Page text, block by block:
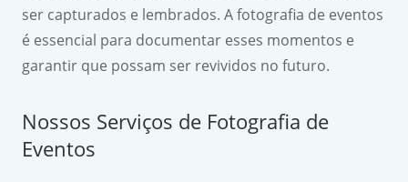
ser capturados e lembrados. A fotografia de eventos
é essencial para documentar esses momentos e
garantir que possam ser revividos no futuro.
Nossos Serviços de Fotografia de
Eventos